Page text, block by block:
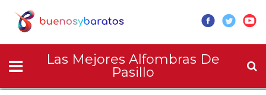
Las Mejores Alfombras De
Pasillo